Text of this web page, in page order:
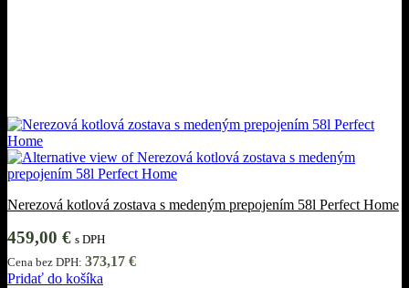
Nerezová kotlová zostava s medeným prepojením 58l Perfect Home
459,00 € s DPH
Cena bez DPH: 373,17 €
Pridať do košíka